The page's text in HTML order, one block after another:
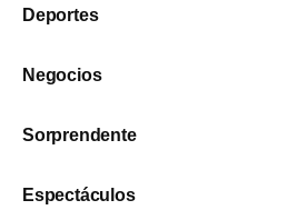
Deportes
Negocios
Sorprendente
Espectáculos